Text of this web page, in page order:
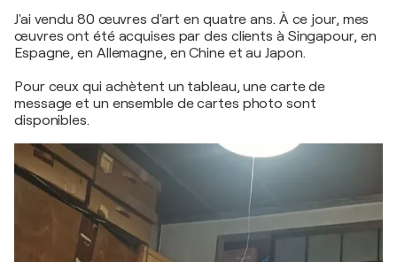
J'ai vendu 80 œuvres d'art en quatre ans. À ce jour, mes
œuvres ont été acquises par des clients à Singapour, en
Espagne, en Allemagne, en Chine et au Japon.
Pour ceux qui achètent un tableau, une carte de
message et un ensemble de cartes photo sont
disponibles.